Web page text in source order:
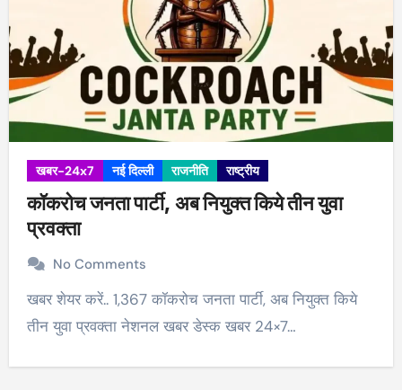
खबर-24x7 नई दिल्ली राजनीति राष्ट्रीय
कॉकरोच जनता पार्टी, अब नियुक्त किये तीन युवा
प्रवक्ता
No Comments
खबर शेयर करें.. 1,367 कॉकरोच जनता पार्टी, अब नियुक्त किये
तीन युवा प्रवक्ता नेशनल खबर डेस्क खबर 24×7…